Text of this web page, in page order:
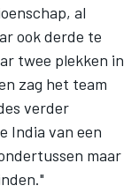
al
ook derde te
twee plekken in
zag het team
verder
India van een
maar